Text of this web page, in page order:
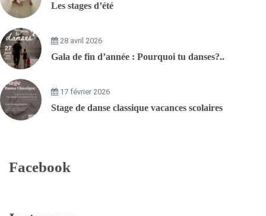
Les stages d’été
28 avril 2026
Gala de fin d’année : Pourquoi tu danses?..
17 février 2026
Stage de danse classique vacances scolaires
Facebook